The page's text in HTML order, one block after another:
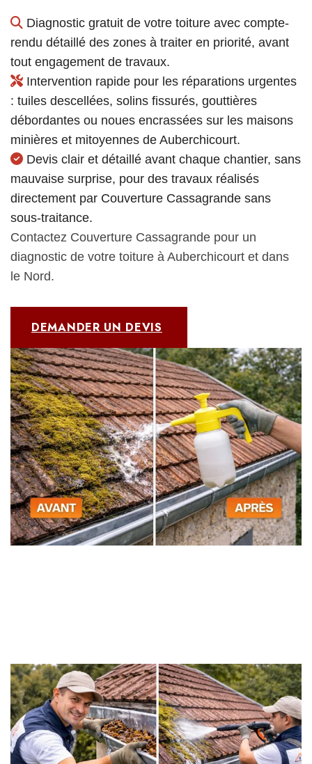
Diagnostic gratuit de votre toiture avec compte-
rendu détaillé des zones à traiter en priorité, avant
tout engagement de travaux.
Intervention rapide pour les réparations urgentes
: tuiles descellées, solins fissurés, gouttières
débordantes ou noues encrassées sur les maisons
minières et mitoyennes de Auberchicourt.
Devis clair et détaillé avant chaque chantier, sans
mauvaise surprise, pour des travaux réalisés
directement par Couverture Cassagrande sans
sous-traitance.
Contactez Couverture Cassagrande pour un
diagnostic de votre toiture à Auberchicourt et dans
le Nord.
DEMANDER UN DEVIS